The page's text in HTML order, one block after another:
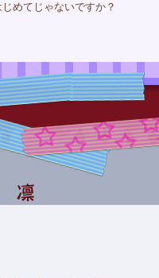
めてじゃないですか？